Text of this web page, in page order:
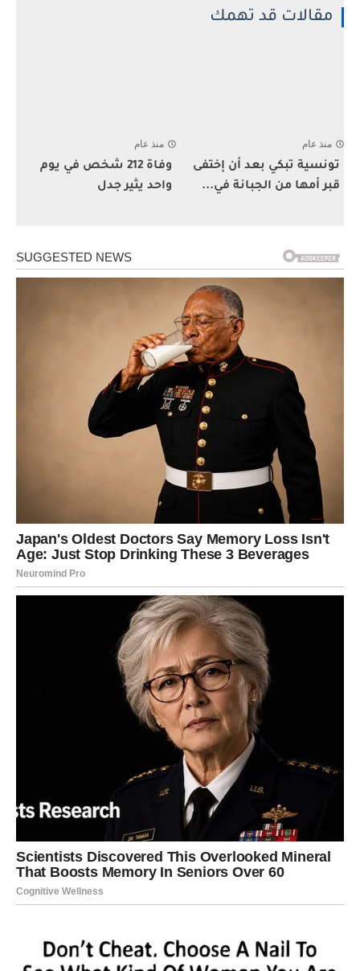
مقالات قد تهمك
منذ عام
تونسية تبكي بعد أن إختفى
قبر أمها من الجبانة في...
منذ عام
وفاة 212 شخص في يوم
واحد يثير جدل